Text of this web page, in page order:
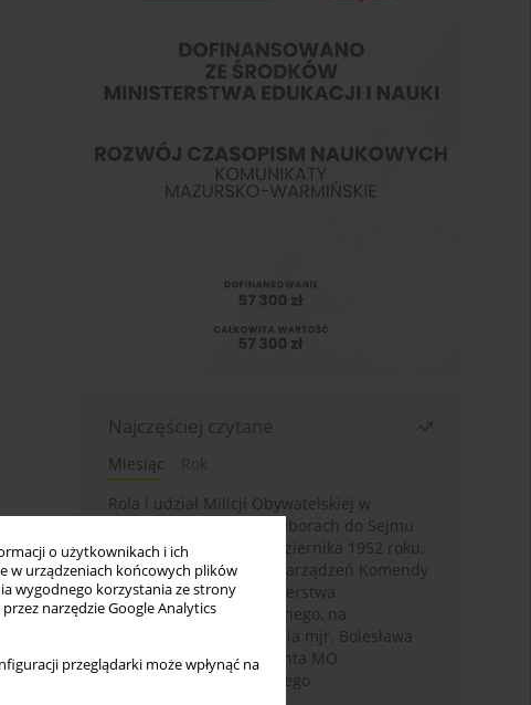
o użytkownikach i ich
w urządzeniach końcowych plików
wygodnego korzystania ze strony
narzędzie Google Analytics
przeglądarki może wpłynąć na
Najczęściej czytane
Miesiąc
Rok
Rola i udział Milicji Obywatelskiej w
kampanii wyborczej i wyborach do Sejmu
PRL I kadencji z 26 października 1952 roku,
w świetle wytycznych i zarządzeń Komendy
Głównej MO oraz Ministerstwa
Bezpieczeństwa Publicznego, na
przykładzie sprawozdania mjr. Bolesława
Wyszyńskiego komendanta MO
województwa olsztyńskiego